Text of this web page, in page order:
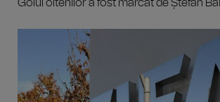
Golul oltenilor a fost marcat de Ștefan